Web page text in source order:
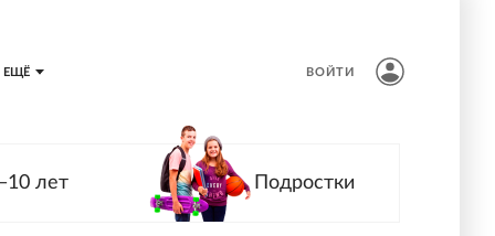
ЕЩЁ ВОЙТИ
лет Подростки